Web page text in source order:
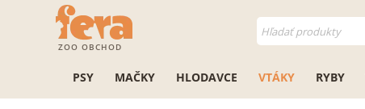
ZOO OBCHOD
PSY MAČKY HLODAVCE VTÁKY RYBY